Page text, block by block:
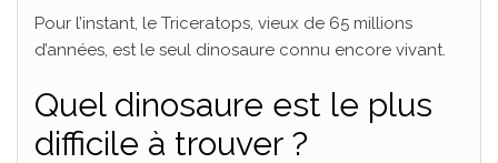
Pour l’instant, le Triceratops, vieux de 65 millions
d’années, est le seul dinosaure connu encore vivant.
Quel dinosaure est le plus
difficile à trouver ?